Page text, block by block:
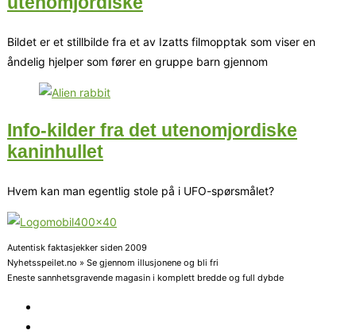
Bildet er et stillbilde fra et av Izatts filmopptak som viser en
åndelig hjelper som fører en gruppe barn gjennom
Info-kilder fra det utenomjordiske
kaninhullet
Hvem kan man egentlig stole på i UFO-spørsmålet?
Autentisk faktasjekker siden 2009
Nyhetsspeilet.no » Se gjennom illusjonene og bli fri
Eneste sannhetsgravende magasin i komplett bredde og full dybde